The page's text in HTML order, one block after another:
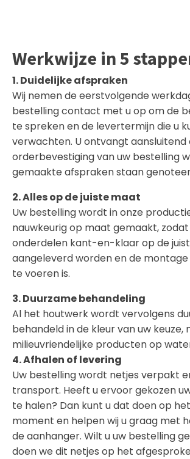
Werkwijze in 5
1. Duidelijke afspraken
Wij nemen de eerstvolgende
bestelling contact met u op om de
te spreken en de levertermijn die u
verwachten. U ontvangt aansluitend
orderbevestiging van uw bestelling
gemaakte afspraken staan
2. Alles op de juiste maat
Uw bestelling wordt in onze
nauwkeurig op maat gemaakt,
onderdelen kant-en-klaar op de
aangeleverd worden en de montage
te voeren is.
3. Duurzame behandeling
Al het houtwerk wordt vervolgens
behandeld in de kleur van uw keuze,
milieuvriendelijke producten op
4. Afhalen of levering
Uw bestelling wordt netjes verpakt
transport. Heeft u ervoor gekozen
te halen? Dan kunt u dat doen op
moment en helpen wij u graag met
de aanhanger. Wilt u uw bestelling
doen we dit netjes op het